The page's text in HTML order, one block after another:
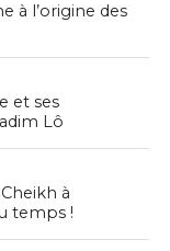
à l’origine des
et ses
Lô
à
temps !